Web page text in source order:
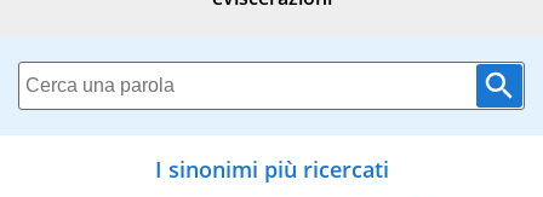
I sinonimi più ricercati